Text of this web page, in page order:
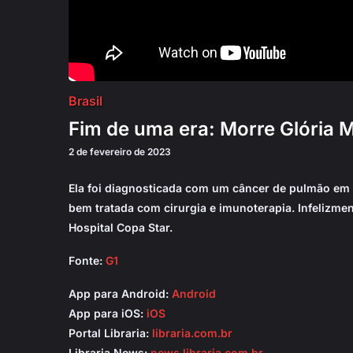
Brasil
Fim de uma era: Morre Glória
2 de fevereiro de 2023
Ela foi diagnosticada com um câncer de pulmão
bem tratada com cirurgia e imunoterapia.
Hospital Copa Star.
Fonte: G1
App para Android: Android
App para iOS: iOS
Portal Libraria: libraria.com.br